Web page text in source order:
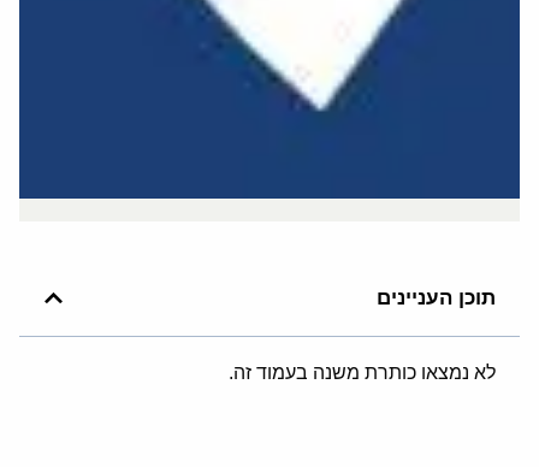
תוכן העניינים
לא נמצאו כותרת משנה בעמוד זה.